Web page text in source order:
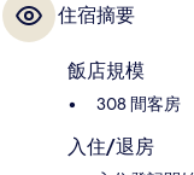
住宿摘要
飯店規模
308 間客房
入住/退房